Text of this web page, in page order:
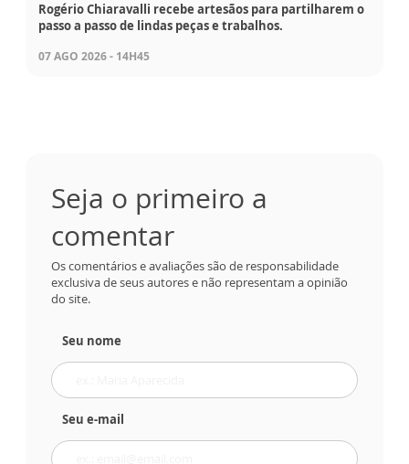
Rogério Chiaravalli recebe artesãos para partilharem o
passo a passo de lindas peças e trabalhos.
07 AGO 2026 - 14H45
Seja o primeiro a
comentar
Os comentários e avaliações são de responsabilidade
exclusiva de seus autores e não representam a opinião
do site.
Seu nome
Seu e-mail